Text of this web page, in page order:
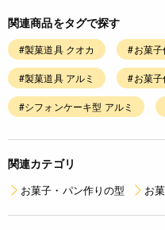
関連商品をタグで探す
#製菓道具 クオカ #お菓子
#製菓道具 アルミ #お菓子
#シフォンケーキ型 アルミ
関連カテゴリ
お菓子・パン作りの型 お